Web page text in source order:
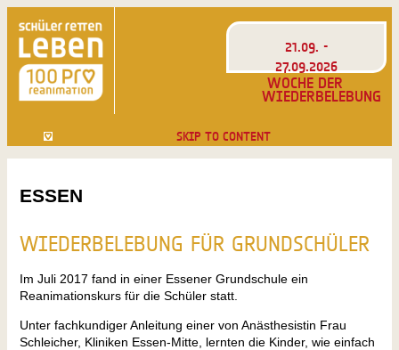
21.09. -
27.09.2026
WOCHE DER
WIEDERBELEBUNG
SKIP TO CONTENT
ESSEN
WIEDERBELEBUNG FÜR GRUNDSCHÜLER
Im Juli 2017 fand in einer Essener Grundschule ein
Reanimationskurs für die Schüler statt.
Unter fachkundiger Anleitung einer von Anästhesistin Frau
Schleicher, Kliniken Essen-Mitte, lernten die Kinder, wie einfach